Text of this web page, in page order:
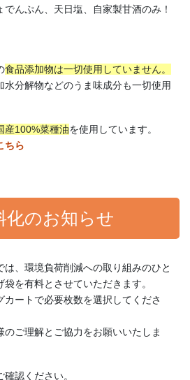
んぷん、天日塩、自家製甘酒のみ！
食品添加物は一切使用していません。
水分解物などのうま味成分も一切使用
産100%菜種油を使用しています。
ちら
化のお知らせ
、環境負荷削減への取り組みのひと
を有料とさせていただきます。
カートで必要枚数を選択してくださ
ご理解とご協力をお願いいたしま
認ください。